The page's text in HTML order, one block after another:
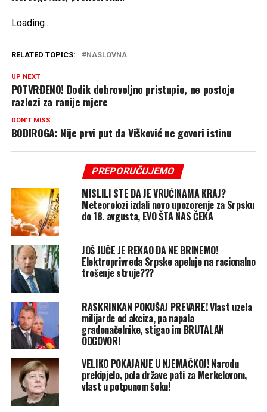
Loading...
RELATED TOPICS: NASLOVNA
UP NEXT
POTVRĐENO! Dodik dobrovoljno pristupio, ne postoje
razlozi za ranije mjere
DON'T MISS
BODIROGA: Nije prvi put da Višković ne govori istinu
PREPORUČUJEMO
MISLILI STE DA JE VRUĆINAMA KRAJ?
Meteorolozi izdali novo upozorenje za Srpsku
do 18. avgusta, EVO ŠTA NAS ČEKA
JOŠ JUČE JE REKAO DA NE BRINEMO!
Elektroprivreda Srpske apeluje na racionalno
trošenje struje???
RASKRINKAN POKUŠAJ PREVARE! Vlast uzela
milijarde od akciza, pa napala
gradonačelnike, stigao im BRUTALAN
ODGOVOR!
VELIKO POKAJANJE U NJEMAČKOJ! Narodu
prekipjelo, pola države pati za Merkelovom,
vlast u potpunom šoku!